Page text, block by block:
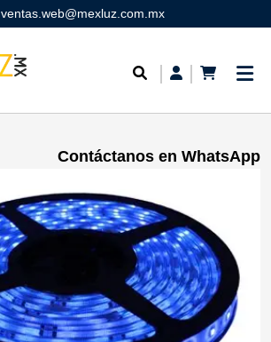
ventas.web@mexluz.com.mx
Contáctanos en WhatsApp